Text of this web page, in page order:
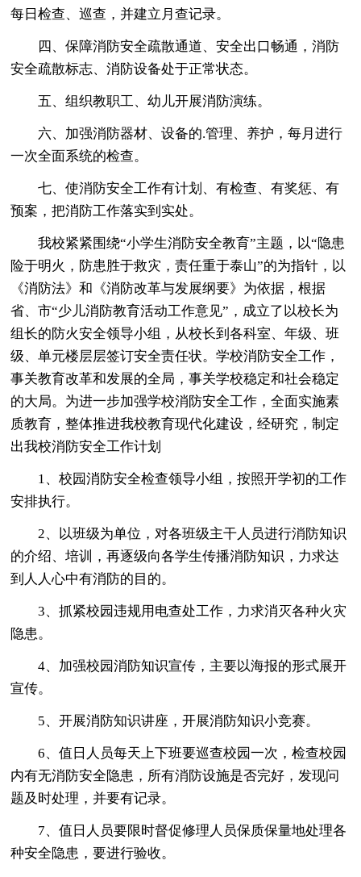
每日检查、巡查，并建立月查记录。
四、保障消防安全疏散通道、安全出口畅通，消防
安全疏散标志、消防设备处于正常状态。
五、组织教职工、幼儿开展消防演练。
六、加强消防器材、设备的.管理、养护，每月进行
一次全面系统的检查。
七、使消防安全工作有计划、有检查、有奖惩、有
预案，把消防工作落实到实处。
我校紧紧围绕“小学生消防安全教育”主题，以“隐患
险于明火，防患胜于救灾，责任重于泰山”的为指针，以
《消防法》和《消防改革与发展纲要》为依据，根据
省、市“少儿消防教育活动工作意见”，成立了以校长为
组长的防火安全领导小组，从校长到各科室、年级、班
级、单元楼层层签订安全责任状。学校消防安全工作，
事关教育改革和发展的全局，事关学校稳定和社会稳定
的大局。为进一步加强学校消防安全工作，全面实施素
质教育，整体推进我校教育现代化建设，经研究，制定
出我校消防安全工作计划
1、校园消防安全检查领导小组，按照开学初的工作
安排执行。
2、以班级为单位，对各班级主干人员进行消防知识
的介绍、培训，再逐级向各学生传播消防知识，力求达
到人人心中有消防的目的。
3、抓紧校园违规用电查处工作，力求消灭各种火灾
隐患。
4、加强校园消防知识宣传，主要以海报的形式展开
宣传。
5、开展消防知识讲座，开展消防知识小竞赛。
6、值日人员每天上下班要巡查校园一次，检查校园
内有无消防安全隐患，所有消防设施是否完好，发现问
题及时处理，并要有记录。
7、值日人员要限时督促修理人员保质保量地处理各
种安全隐患，要进行验收。